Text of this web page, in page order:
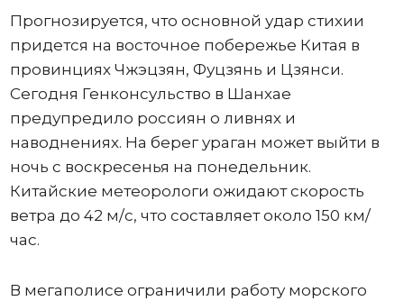
Прогнозируется, что основной удар стихии
придется на восточное побережье Китая в
провинциях Чжэцзян, Фуцзянь и Цзянси.
Сегодня Генконсульство в Шанхае
предупредило россиян о ливнях и
наводнениях. На берег ураган может выйти в
ночь с воскресенья на понедельник.
Китайские метеорологи ожидают скорость
ветра до 42 м/с, что составляет около 150 км/
час.
В мегаполисе ограничили работу морского